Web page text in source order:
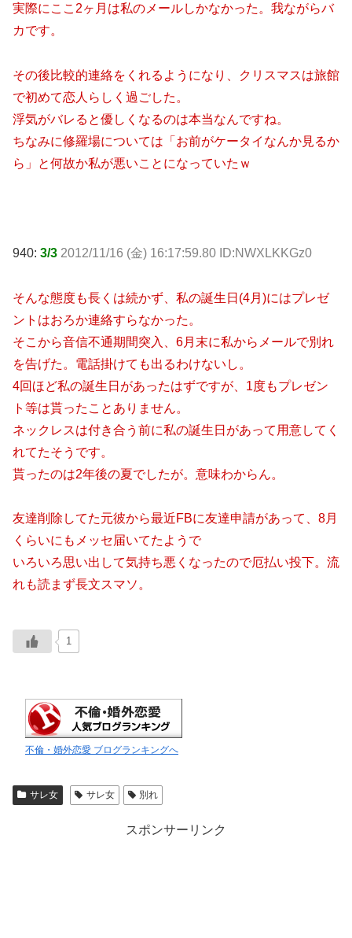
実際にここ2ヶ月は私のメールしかなかった。我ながらバ
カです。
その後比較的連絡をくれるようになり、クリスマスは旅館
で初めて恋人らしく過ごした。
浮気がバレると優しくなるのは本当なんですね。
ちなみに修羅場については「お前がケータイなんか見るか
ら」と何故か私が悪いことになっていたｗ
940: 3/3 2012/11/16 (金) 16:17:59.80 ID:NWXLKKGz0
そんな態度も長くは続かず、私の誕生日(4月)にはプレゼ
ントはおろか連絡すらなかった。
そこから音信不通期間突入、6月末に私からメールで別れ
を告げた。電話掛けても出るわけないし。
4回ほど私の誕生日があったはずですが、1度もプレゼン
ト等は貰ったことありません。
ネックレスは付き合う前に私の誕生日があって用意してく
れてたそうです。
貰ったのは2年後の夏でしたが。意味わからん。
友達削除してた元彼から最近FBに友達申請があって、8月
くらいにもメッセ届いてたようで
いろいろ思い出して気持ち悪くなったので厄払い投下。流
れも読まず長文スマソ。
1
不倫・婚外恋愛 ブログランキングへ
サレ女 サレ女 別れ
スポンサーリンク